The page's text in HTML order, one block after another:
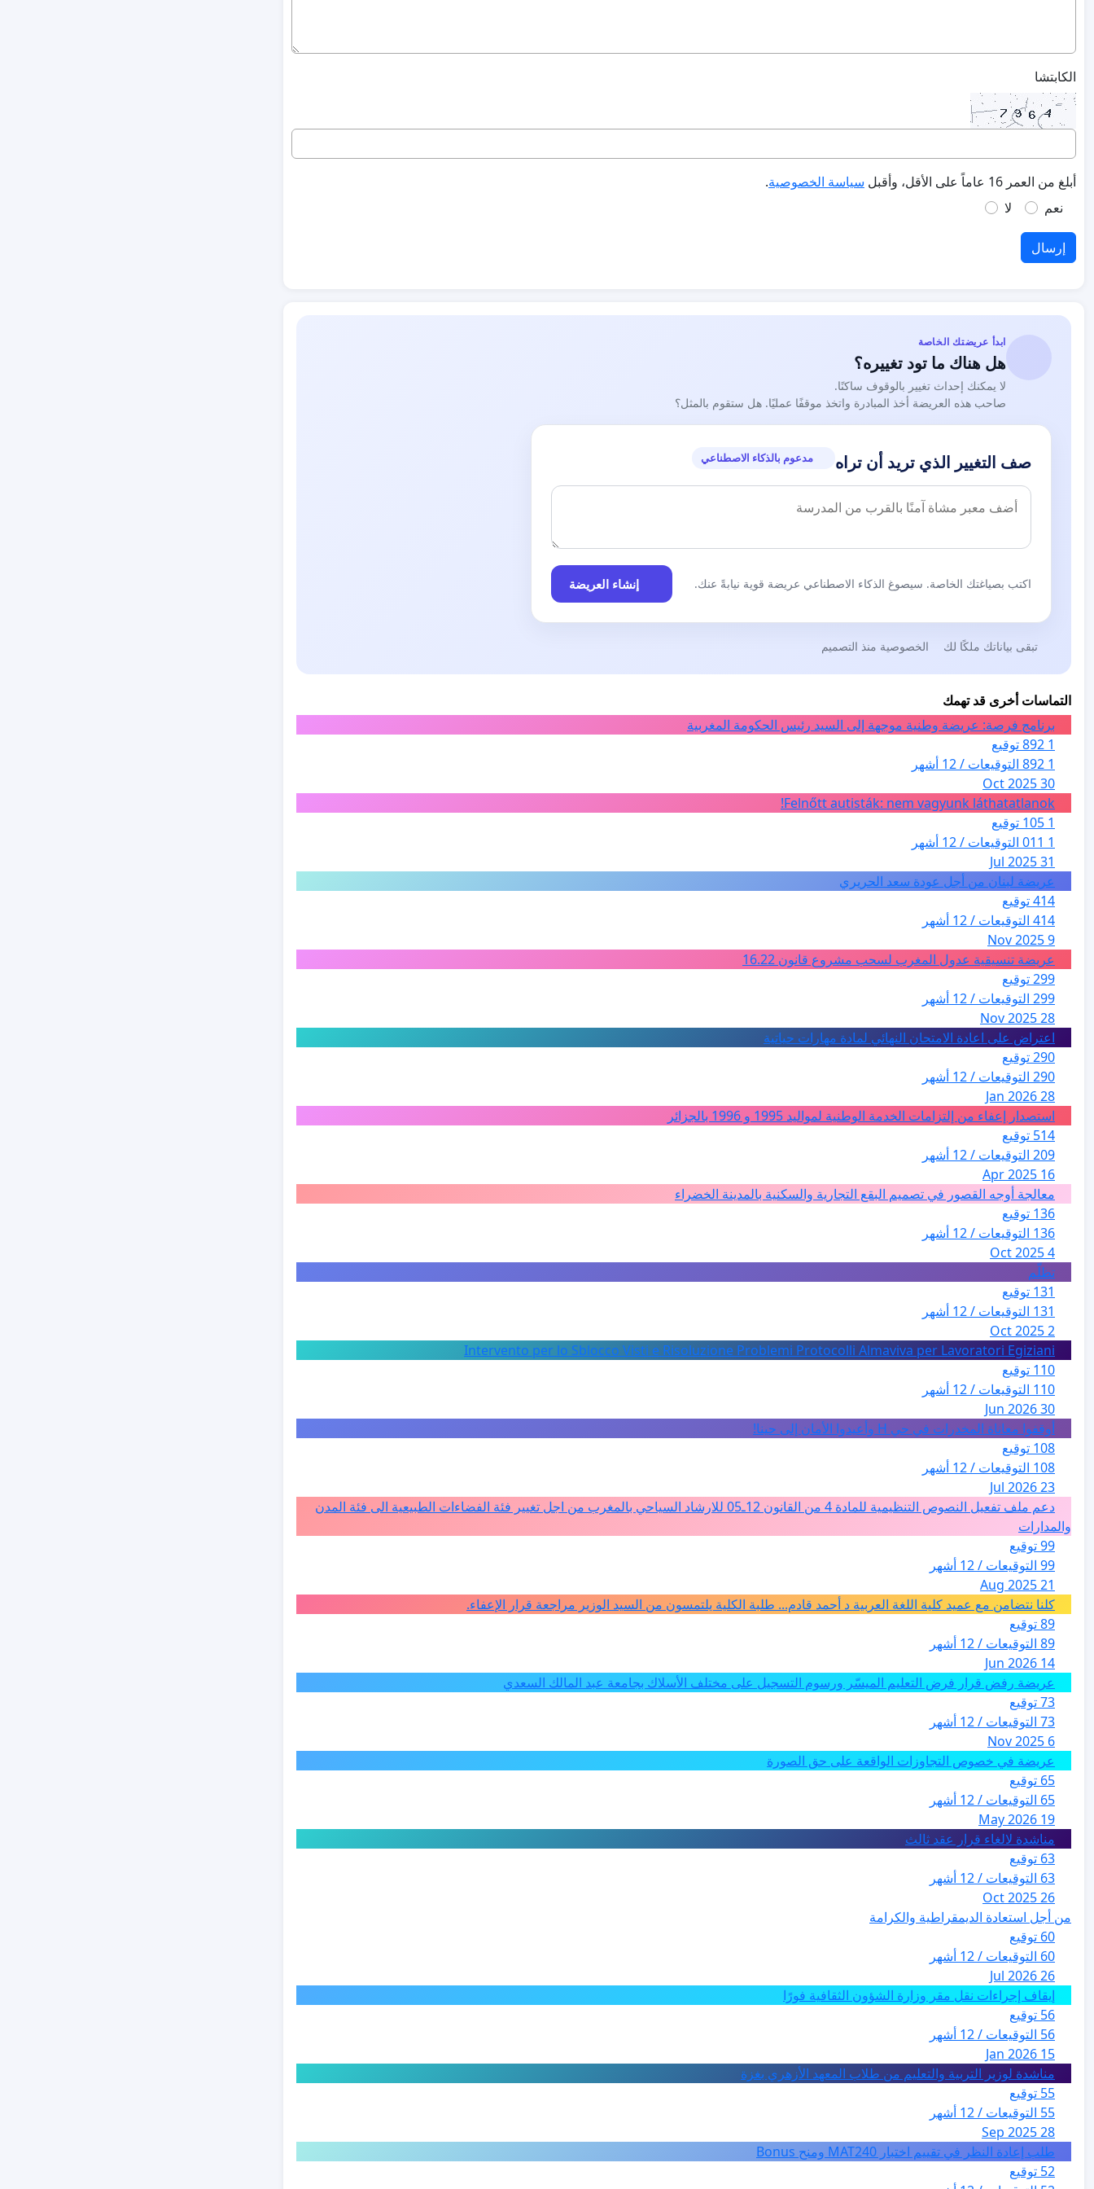
الكابتشا
أبلغ من العمر 16 عاماً على الأقل، وأقبل سياسة الخصوصية.
نعم
لا
إرسال
ابدأ عريضتك الخاصة
هل هناك ما تود تغييره؟
لا يمكنك إحداث تغيير بالوقوف ساكنًا.
صاحب هذه العريضة أخذ المبادرة واتخذ موقفًا عمليًا. هل ستقوم بالمثل؟
صف التغيير الذي تريد أن تراه مدعوم بالذكاء الاصطناعي
اكتب بصياغتك الخاصة. سيصوغ الذكاء الاصطناعي عريضة قوية نيابةً عنك. إنشاء العريضة
تبقى بياناتك ملكًا لك الخصوصية منذ التصميم
التماسات أخرى قد تهمك
برنامج فرصة: عريضة وطنية موجهة إلى السيد رئيس الحكومة المغربية
1 892 توقيع
1 892 التوقيعات / 12 أشهر
30 Oct 2025
Felnőtt autisták: nem vagyunk láthatatlanok!
1 105 توقيع
1 011 التوقيعات / 12 أشهر
31 Jul 2025
عريضة لبنان من أجل عودة سعد الحريري
414 توقيع
414 التوقيعات / 12 أشهر
9 Nov 2025
عريضة تنسيقية عدول المغرب لسحب مشروع قانون 16.22
299 توقيع
299 التوقيعات / 12 أشهر
28 Nov 2025
اعتراض على اعادة الامتحان النهائي لمادة مهارات حياتية
290 توقيع
290 التوقيعات / 12 أشهر
28 Jan 2026
استصدار إعفاء من إلتزامات الخدمة الوطنية لمواليد 1995 و 1996 بالجزائر
514 توقيع
209 التوقيعات / 12 أشهر
16 Apr 2025
معالجة أوجه القصور في تصميم البقع التجارية والسكنية بالمدينة الخضراء
136 توقيع
136 التوقيعات / 12 أشهر
4 Oct 2025
تظلّم
131 توقيع
131 التوقيعات / 12 أشهر
2 Oct 2025
Intervento per lo Sblocco Visti e Risoluzione Problemi Protocolli Almaviva per Lavoratori Egiziani
110 توقيع
110 التوقيعات / 12 أشهر
30 Jun 2026
أوقفوا معاناة المخدرات في حي H وأعيدوا الأمان إلى حينا!
108 توقيع
108 التوقيعات / 12 أشهر
23 Jul 2026
دعم ملف تفعيل النصوص التنظيمية للمادة 4 من القانون 12ـ05 للارشاد السياحي بالمغرب من اجل تغيير فئة الفضاءات الطبيعية الى فئة المدن
والمدارات
99 توقيع
99 التوقيعات / 12 أشهر
21 Aug 2025
كلنا نتضامن مع عميد كلية اللغة العربية د أحمد قادم... طلبة الكلية يلتمسون من السيد الوزير مراجعة قرار الإعفاء.
89 توقيع
89 التوقيعات / 12 أشهر
14 Jun 2026
عريضة رفض قرار فرض التعليم الميسّر ورسوم التسجيل على مختلف الأسلاك بجامعة عبد المالك السعدي
73 توقيع
73 التوقيعات / 12 أشهر
6 Nov 2025
عريضة في خصوص التجاوزات الواقعة على حق الصورة
65 توقيع
65 التوقيعات / 12 أشهر
19 May 2026
مناشدة لالغاء قرار عقد ثالث
63 توقيع
63 التوقيعات / 12 أشهر
26 Oct 2025
من أجل استعادة الديمقراطية والكرامة
60 توقيع
60 التوقيعات / 12 أشهر
26 Jul 2026
إيقاف إجراءات نقل مقر وزارة الشؤون الثقافية فورًا
56 توقيع
56 التوقيعات / 12 أشهر
15 Jan 2026
مناشدة لوزير التربية والتعليم من طلاب المعهد الأزهري بغزة
55 توقيع
55 التوقيعات / 12 أشهر
28 Sep 2025
طلب إعادة النظر في تقييم اختبار MAT240 ومنح Bonus
52 توقيع